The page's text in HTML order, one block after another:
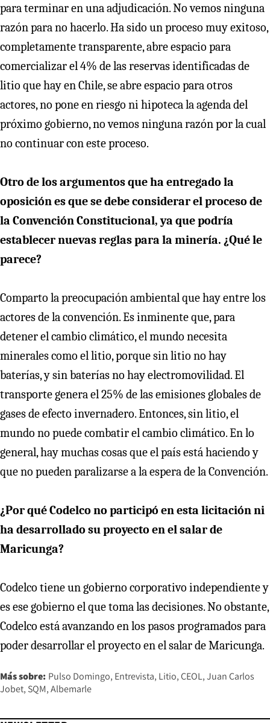
para terminar en una adjudicación. No vemos ninguna
razón para no hacerlo. Ha sido un proceso muy exitoso,
completamente transparente, abre espacio para
comercializar el 4% de las reservas identificadas de
litio que hay en Chile, se abre espacio para otros
actores, no pone en riesgo ni hipoteca la agenda del
próximo gobierno, no vemos ninguna razón por la cual
no continuar con este proceso.
Otro de los argumentos que ha entregado la
oposición es que se debe considerar el proceso de
la Convención Constitucional, ya que podría
establecer nuevas reglas para la minería. ¿Qué le
parece?
Comparto la preocupación ambiental que hay entre los
actores de la convención. Es inminente que, para
detener el cambio climático, el mundo necesita
minerales como el litio, porque sin litio no hay
baterías, y sin baterías no hay electromovilidad. El
transporte genera el 25% de las emisiones globales de
gases de efecto invernadero. Entonces, sin litio, el
mundo no puede combatir el cambio climático. En lo
general, hay muchas cosas que el país está haciendo y
que no pueden paralizarse a la espera de la Convención.
¿Por qué Codelco no participó en esta licitación ni
ha desarrollado su proyecto en el salar de
Maricunga?
Codelco tiene un gobierno corporativo independiente y
es ese gobierno el que toma las decisiones. No obstante,
Codelco está avanzando en los pasos programados para
poder desarrollar el proyecto en el salar de Maricunga.
Más sobre: Pulso Domingo Entrevista Litio CEOL Juan Carlos
Jobet SQM Albemarle